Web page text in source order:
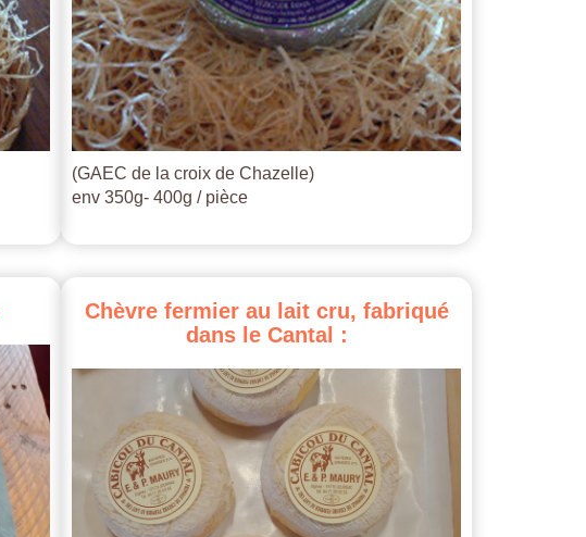
(GAEC de la croix de Chazelle)
env 350g- 400g / pièce
Chèvre fermier au lait cru, fabriqué
dans le Cantal :